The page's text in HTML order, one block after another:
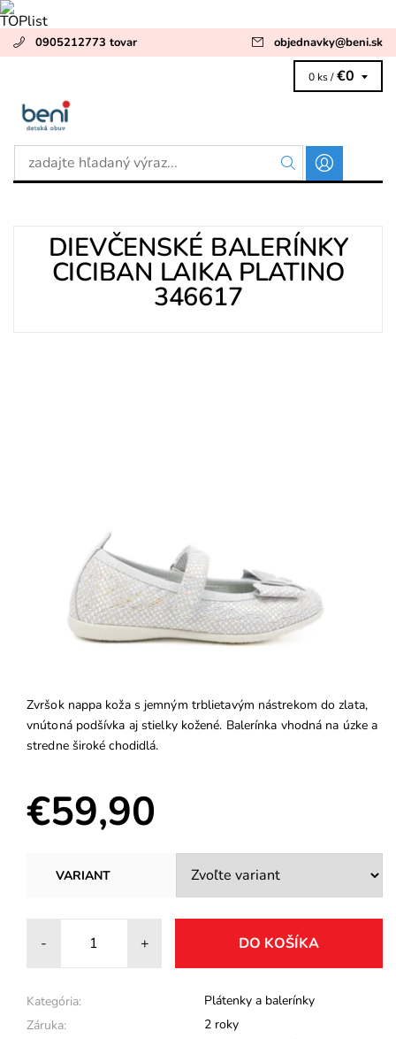
0905212773 tovar objednavky@beni.sk
0 ks / €0
DIEVČENSKÉ BALERÍNKY
CICIBAN LAIKA PLATINO
346617
Zvršok nappa koža s jemným trblietavým nástrekom do zlata,
vnútoná podšívka aj stielky kožené. Balerínka vhodná na úzke a
stredne široké chodidlá.
€59,90
VARIANT
- +
Kategória:
Plátenky a balerínky
Záruka:
2 roky